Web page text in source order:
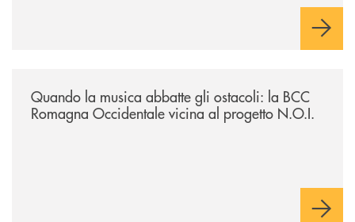
Quando la musica abbatte gli ostacoli: la BCC
Romagna Occidentale vicina al progetto N.O.I.